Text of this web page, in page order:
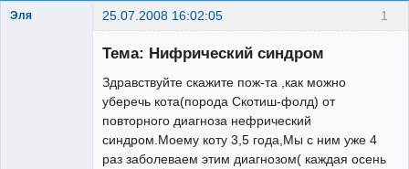
1
Эля 25.07.2008 16:02:05
Зарегистрированный
Тема: Нифрический синдром
Здравствуйте скажите пож-та ,как можно
уберечь кота(порода Скотиш-фолд) от
повторного диагноза нефрический
синдром.Моему коту 3,5 года,Мы с ним уже 4
раз заболеваем этим диагнозом( каждая осень